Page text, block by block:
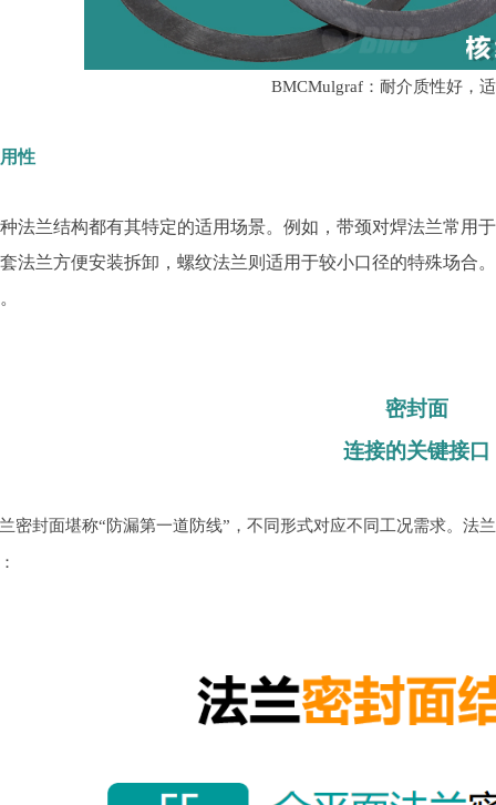
BMCMulgraf：耐介质性好，
性
法兰结构都有其特定的适用场景。例如，带颈对焊法兰常用
法兰方便安装拆卸，螺纹法兰则适用于较小口径的特殊场合
密封面
连接的关键接口
密封面堪称“防漏第一道防线”，不同形式对应不同工况需求。法